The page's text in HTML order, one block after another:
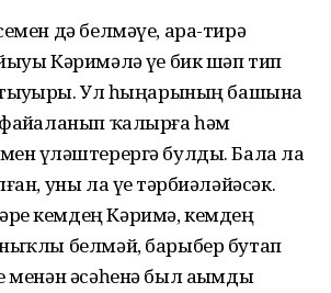
дә белмәүе, ара-тирә
Кәримәлә үҙе бик шәп тип
Ул һыңарының башына
ҡалырға һәм
үҙләштерергә булды. Бала ла
уны ла үҙе тәрбиәләйәсәк.
кемдең Кәримә, кемдең
белмәй, барыбер бутап
менән әсәһенә был аҙымды